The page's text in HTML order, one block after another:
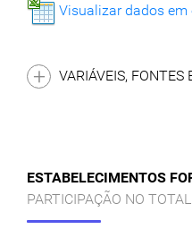
Visualizar dados em
VARIÁVEIS, FONTES
ESTABELECIMENTOS
PARTICIPAÇÃO NO